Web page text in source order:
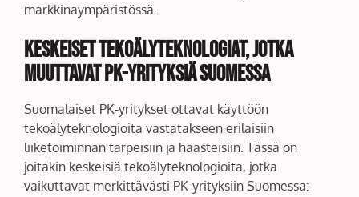
markkinaympäristössä.
Keskeiset tekoälyteknologiat, jotka
muuttavat PK-yrityksiä Suomessa
Suomalaiset PK-yritykset ottavat käyttöön
tekoälyteknologioita vastatakseen erilaisiin
liiketoiminnan tarpeisiin ja haasteisiin. Tässä on
joitakin keskeisiä tekoälyteknologioita, jotka
vaikuttavat merkittävästi PK-yrityksiin Suomessa: